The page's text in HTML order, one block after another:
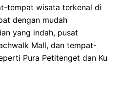
tempat wisata terkenal di
dengan mudah
yang indah, pusat
Mall, dan tempat-
Pura Petitenget dan Ku